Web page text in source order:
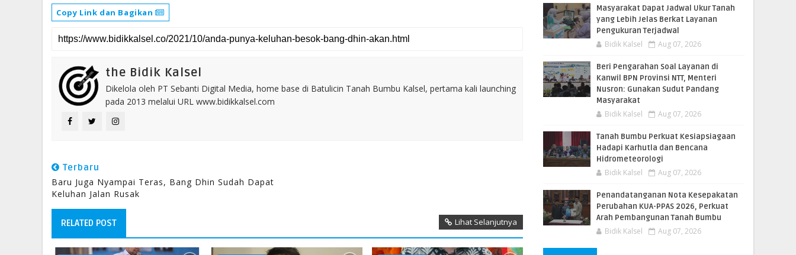
Copy Link dan Bagikan
the Bidik Kalsel
Dikelola oleh PT Sebanti Digital Media, home base di Batulicin Tanah Bumbu Kalsel, pertama kali launching
pada 2013 melalui URL www.bidikkalsel.com
Terbaru
Baru Juga Nyampai Teras, Bang Dhin Sudah Dapat
Keluhan Jalan Rusak
RELATED POST Lihat Selanjutnya
Masyarakat Dapat Jadwal Ukur Tanah
yang Lebih Jelas Berkat Layanan
Pengukuran Terjadwal
Bidik Kalsel Aug 07, 2026
Beri Pengarahan Soal Layanan di
Kanwil BPN Provinsi NTT, Menteri
Nusron: Gunakan Sudut Pandang
Masyarakat
Bidik Kalsel Aug 07, 2026
Tanah Bumbu Perkuat Kesiapsiagaan
Hadapi Karhutla dan Bencana
Hidrometeorologi
Bidik Kalsel Aug 07, 2026
Penandatanganan Nota Kesepakatan
Perubahan KUA-PPAS 2026, Perkuat
Arah Pembangunan Tanah Bumbu
Bidik Kalsel Aug 07, 2026